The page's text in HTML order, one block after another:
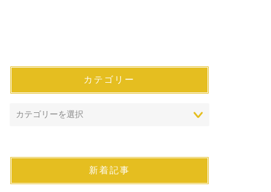
カテゴリー
新着記事